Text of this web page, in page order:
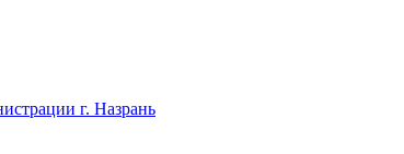
г. Назрань